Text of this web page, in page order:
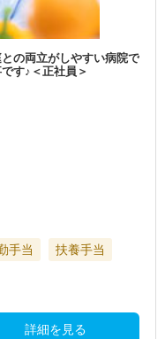
の両立がしやすい病院で
す♪＜正社員＞
手当
扶養手当
詳細を見る